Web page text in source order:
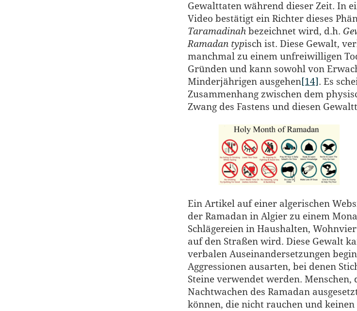
Gewalttaten während dieser Zeit. In
Video bestätigt ein Richter dieses
Taramadinah bezeichnet wird, d.h.
Ramadan typisch ist. Diese Gewalt,
manchmal zu einem unfreiwilligen
Gründen und kann sowohl von
Minderjährigen ausgehen[14] . Es
Zusammenhang zwischen dem
Zwang des Fastens und diesen
Ein Artikel auf einer algerischen
der Ramadan in Algier zu einem
Schlägereien in Haushalten,
auf den Straßen wird. Diese Gewalt
verbalen Auseinandersetzungen
Aggressionen ausarten, bei denen
Steine verwendet werden. Menschen,
Nachtwachen des Ramadan
können, die nicht rauchen und